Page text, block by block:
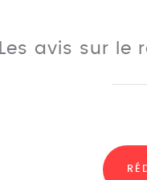
Les avis sur le